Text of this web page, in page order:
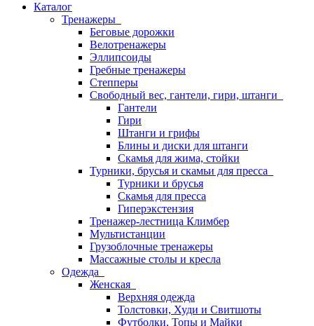
Каталог
Тренажеры
Беговые дорожки
Велотренажеры
Эллипсоиды
Гребные тренажеры
Степперы
Свободный вес, гантели, гири, штанги
Гантели
Гири
Штанги и грифы
Блины и диски для штанги
Скамья для жима, стойки
Турники, брусья и скамьи для пресса
Турники и брусья
Скамья для пресса
Гиперэкстензия
Тренажер-лестница Климбер
Мультистанции
Грузоблочные тренажеры
Массажные столы и кресла
Одежда
Женская
Верхняя одежда
Толстовки, Худи и Свитшоты
Футболки, Топы и Майки